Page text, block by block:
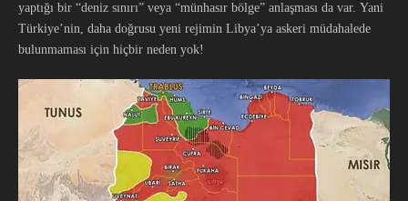
yaptığı bir “deniz sınırı” veya “münhasır bölge” anlaşması da var. Yani
Türkiye’nin, daha doğrusu yeni rejimin Libya’ya askeri müdahalede
bulunmaması için hiçbir neden yok!